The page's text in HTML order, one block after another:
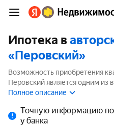
Ипотека в
«Перовский»
Возможность приобретения
Перовский является одним из
квартиры. На странице мы
Полное описание
Точную информацию по
у банка